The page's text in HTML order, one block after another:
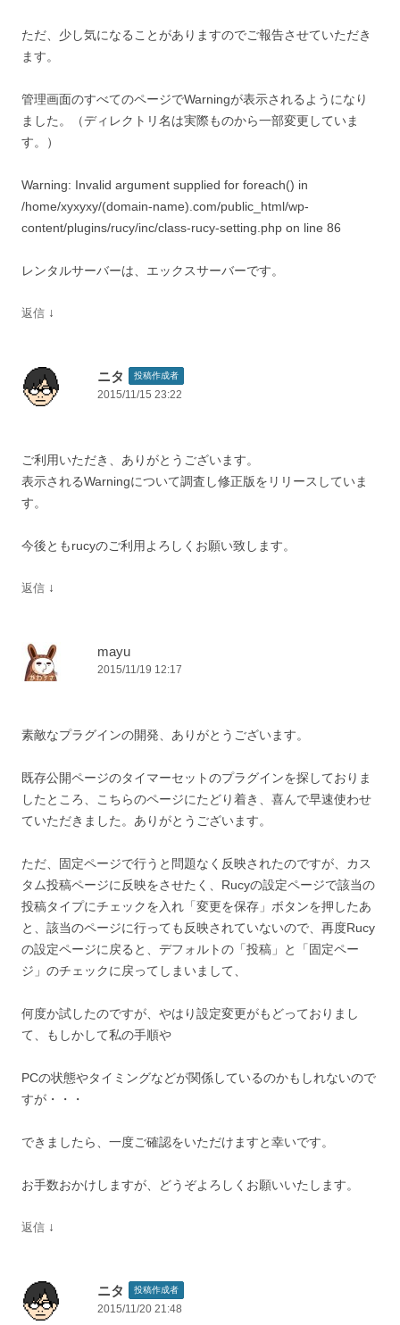
ただ、少し気になることがありますのでご報告させていただき
ます。
管理画面のすべてのページでWarningが表示されるようになり
ました。（ディレクトリ名は実際ものから一部変更していま
す。）
Warning: Invalid argument supplied for foreach() in
/home/xyxyxy/(domain-name).com/public_html/wp-
content/plugins/rucy/inc/class-rucy-setting.php on line 86
レンタルサーバーは、エックスサーバーです。
返信 ↓
ニタ 投稿作成者
2015/11/15 23:22
ご利用いただき、ありがとうございます。
表示されるWarningについて調査し修正版をリリースしていま
す。
今後ともrucyのご利用よろしくお願い致します。
返信 ↓
mayu
2015/11/19 12:17
素敵なプラグインの開発、ありがとうございます。
既存公開ページのタイマーセットのプラグインを探しておりま
したところ、こちらのページにたどり着き、喜んで早速使わせ
ていただきました。ありがとうございます。
ただ、固定ページで行うと問題なく反映されたのですが、カス
タム投稿ページに反映をさせたく、Rucyの設定ページで該当の
投稿タイプにチェックを入れ「変更を保存」ボタンを押したあ
と、該当のページに行っても反映されていないので、再度Rucy
の設定ページに戻ると、デフォルトの「投稿」と「固定ペー
ジ」のチェックに戻ってしまいまして、
何度か試したのですが、やはり設定変更がもどっておりまし
て、もしかして私の手順や
PCの状態やタイミングなどが関係しているのかもしれないので
すが・・・
できましたら、一度ご確認をいただけますと幸いです。
お手数おかけしますが、どうぞよろしくお願いいたします。
返信 ↓
ニタ 投稿作成者
2015/11/20 21:48